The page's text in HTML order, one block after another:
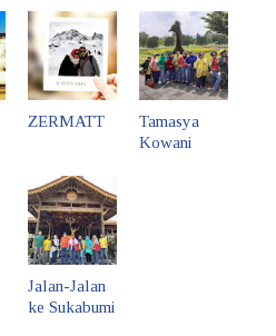
ZERMATT
Tamasya
Kowani
Jalan-Jalan
ke Sukabumi